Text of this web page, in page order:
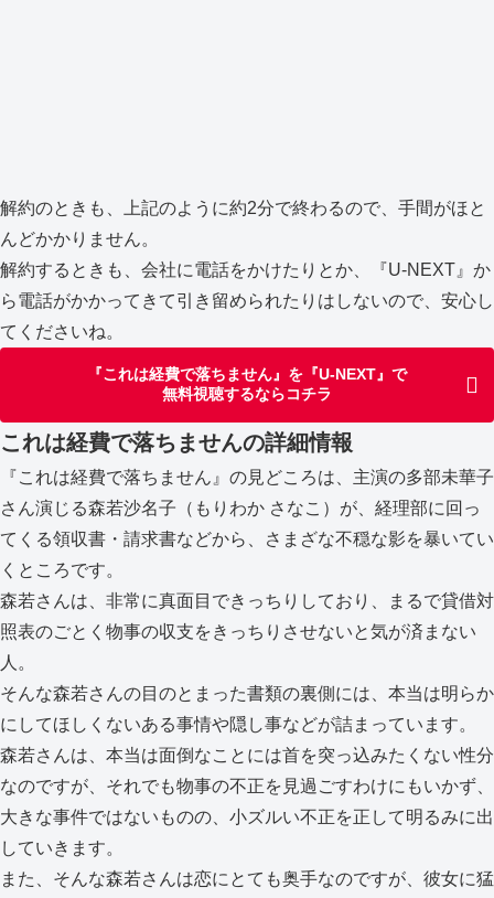
解約のときも、上記のように約2分で終わるので、手間がほと
んどかかりません。
解約するときも、会社に電話をかけたりとか、『U-NEXT』か
ら電話がかかってきて引き留められたりはしないので、安心し
てくださいね。
『これは経費で落ちません』を『U-NEXT』で
無料視聴するならコチラ
これは経費で落ちませんの詳細情報
『これは経費で落ちません』の見どころは、主演の多部未華子
さん演じる森若沙名子（もりわか さなこ）が、経理部に回っ
てくる領収書・請求書などから、さまざな不穏な影を暴いてい
くところです。
森若さんは、非常に真面目できっちりしており、まるで貸借対
照表のごとく物事の収支をきっちりさせないと気が済まない
人。
そんな森若さんの目のとまった書類の裏側には、本当は明らか
にしてほしくないある事情や隠し事などが詰まっています。
森若さんは、本当は面倒なことには首を突っ込みたくない性分
なのですが、それでも物事の不正を見過ごすわけにもいかず、
大きな事件ではないものの、小ズルい不正を正して明るみに出
していきます。
また、そんな森若さんは恋にとても奥手なのですが、彼女に猛